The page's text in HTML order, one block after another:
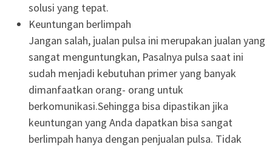
solusi yang tepat.
Keuntungan berlimpah
Jangan salah, jualan pulsa ini merupakan jualan yang
sangat menguntungkan, Pasalnya pulsa saat ini
sudah menjadi kebutuhan primer yang banyak
dimanfaatkan orang- orang untuk
berkomunikasi.Sehingga bisa dipastikan jika
keuntungan yang Anda dapatkan bisa sangat
berlimpah hanya dengan penjualan pulsa. Tidak